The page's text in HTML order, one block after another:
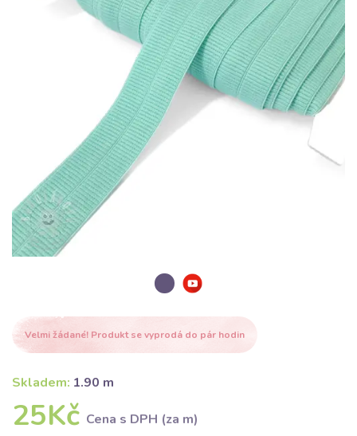
Velmi žádané! Produkt se vyprodá do pár hodin
Skladem: 1.90 m
25Kč Cena s DPH (za m)